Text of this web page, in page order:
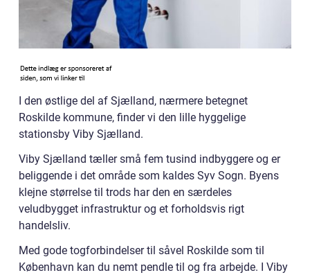
I den østlige del af Sjælland, nærmere betegnet
Roskilde kommune, finder vi den lille hyggelige
stationsby Viby Sjælland.
Viby Sjælland tæller små fem tusind indbyggere og er
beliggende i det område som kaldes Syv Sogn. Byens
klejne størrelse til trods har den en særdeles
veludbygget infrastruktur og et forholdsvis rigt
handelsliv.
Med gode togforbindelser til såvel Roskilde som til
København kan du nemt pendle til og fra arbejde. I Viby